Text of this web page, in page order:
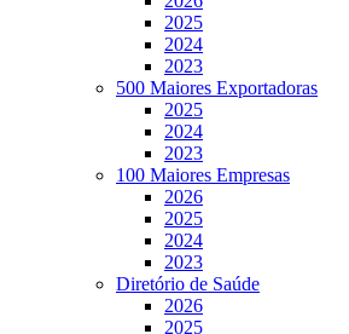
2025
2024
2023
500 Maiores Exportadoras
2025
2024
2023
100 Maiores Empresas
2026
2025
2024
2023
Diretório de Saúde
2026
2025